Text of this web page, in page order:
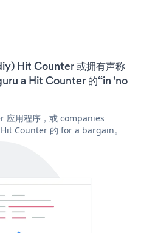
Hit Counter 或拥有声称
a Hit Counter 的“in 'no
应用程序，或 companies
Counter 的 for a bargain。